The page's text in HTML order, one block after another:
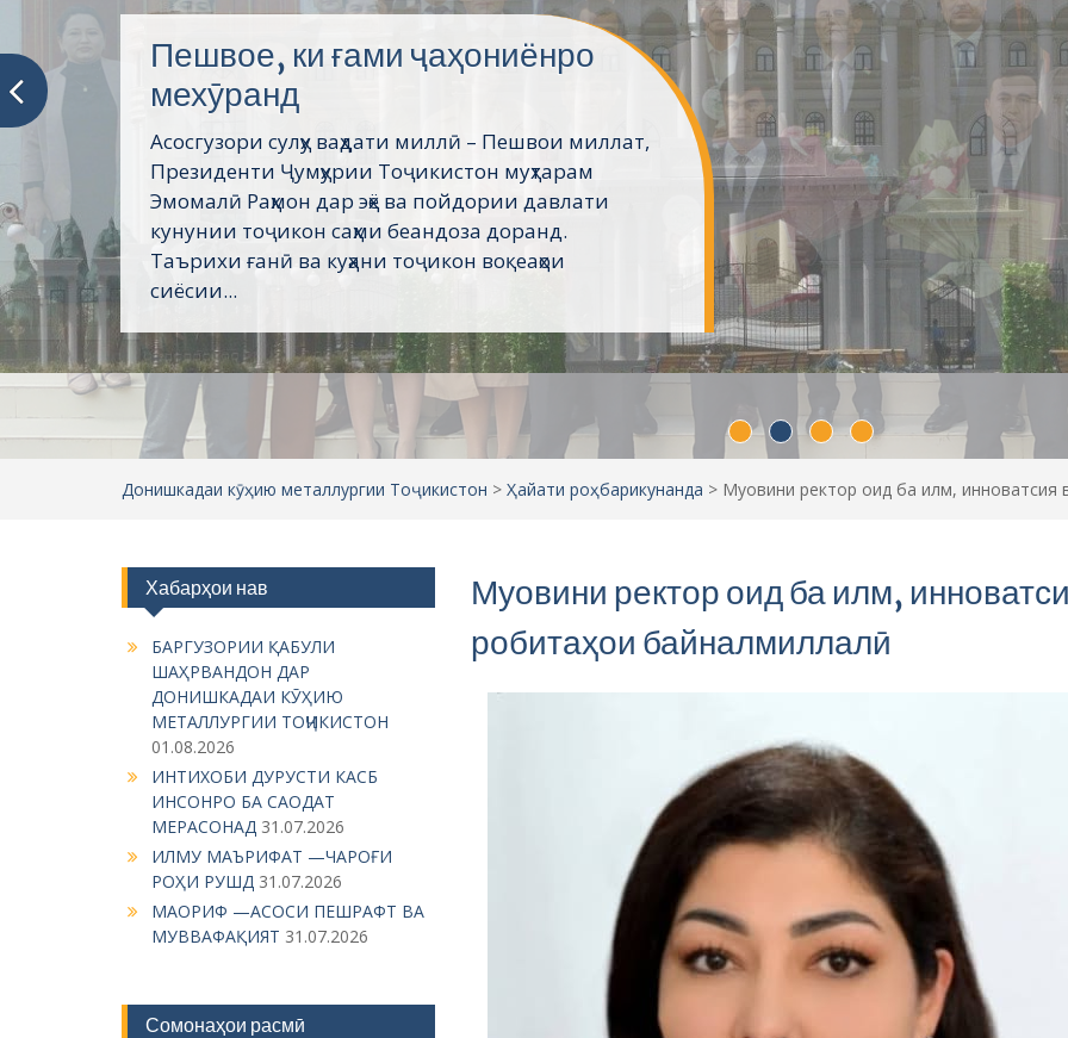
Хатмкунандагони хушбахт
Донишкадаи кӯҳию металлургии Тоҷикистонро
ҳамасола аз 500 то 1000 нафар донишҷӯён хатм
мекунанд ва бо роҳнамоии раёсати Донишкадаи
кӯҳию металлургии Тоҷикистон ба корхонаҳо ва
ширкатҳои ҳамкор ба кор фиристода мешаванд....
Донишкадаи кӯҳию металлургии Тоҷикистон > Ҳайати роҳбарикунанда > Муовини ректор оид ба илм, инноватсия
Муовини ректор оид ба илм,
робитаҳои байналмиллалӣ
Хабарҳои нав
БАРГУЗОРИИ ҚАБУЛИ
ШАҲРВАНДОН ДАР
ДОНИШКАДАИ КӮҲИЮ
МЕТАЛЛУРГИИ ТОҶИКИСТОН
01.08.2026
ИНТИХОБИ ДУРУСТИ КАСБ
ИНСОНРО БА САОДАТ
МЕРАСОНАД 31.07.2026
ИЛМУ МАЪРИФАТ —ЧАРОҒИ
РОҲИ РУШД 31.07.2026
МАОРИФ —АСОСИ ПЕШРАФТ ВА
МУВВАФАҚИЯТ 31.07.2026
Сомонаҳои расмӣ